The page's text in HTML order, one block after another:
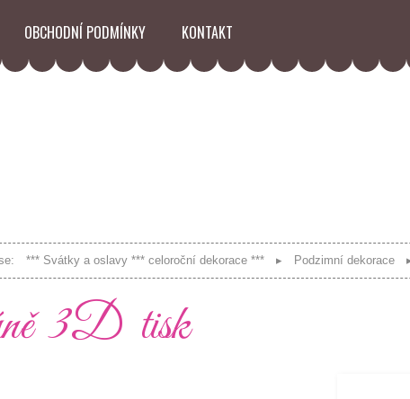
OBCHODNÍ PODMÍNKY KONTAKT
*** Svátky a oslavy *** celoroční dekorace *** Podzimní dekorace
3D tisk